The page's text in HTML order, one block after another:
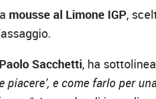
mousse al Limone IGP,
Paolo Sacchetti, ha
piacere’, e come farlo per